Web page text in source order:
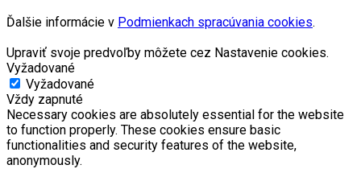
Ďalšie informácie v Podmienkach spracúvania cookies.
Upraviť svoje predvoľby môžete cez Nastavenie cookies.
Vyžadované
Vyžadované
Vždy zapnuté
Necessary cookies are absolutely essential for the website
to function properly. These cookies ensure basic
functionalities and security features of the website,
anonymously.